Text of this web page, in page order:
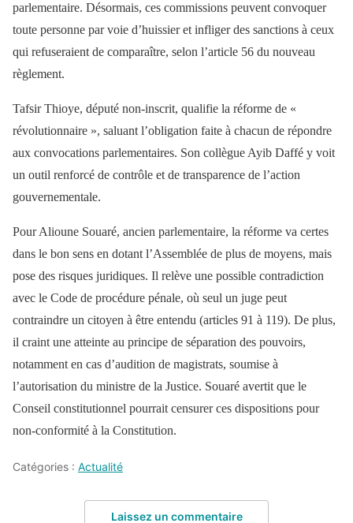
parlementaire. Désormais, ces commissions peuvent convoquer
toute personne par voie d’huissier et infliger des sanctions à ceux
qui refuseraient de comparaître, selon l’article 56 du nouveau
règlement.
Tafsir Thioye, député non-inscrit, qualifie la réforme de «
révolutionnaire », saluant l’obligation faite à chacun de répondre
aux convocations parlementaires. Son collègue Ayib Daffé y voit
un outil renforcé de contrôle et de transparence de l’action
gouvernementale.
Pour Alioune Souaré, ancien parlementaire, la réforme va certes
dans le bon sens en dotant l’Assemblée de plus de moyens, mais
pose des risques juridiques. Il relève une possible contradiction
avec le Code de procédure pénale, où seul un juge peut
contraindre un citoyen à être entendu (articles 91 à 119). De plus,
il craint une atteinte au principe de séparation des pouvoirs,
notamment en cas d’audition de magistrats, soumise à
l’autorisation du ministre de la Justice. Souaré avertit que le
Conseil constitutionnel pourrait censurer ces dispositions pour
non-conformité à la Constitution.
Catégories : Actualité
Laissez un commentaire